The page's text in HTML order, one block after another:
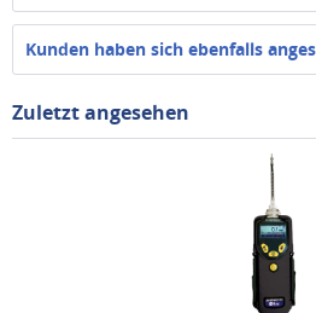
Kunden haben sich ebenfalls
Zuletzt angesehen